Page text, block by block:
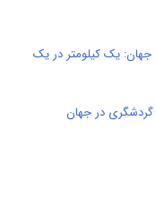
یک کیلومتر در یک
در جهان